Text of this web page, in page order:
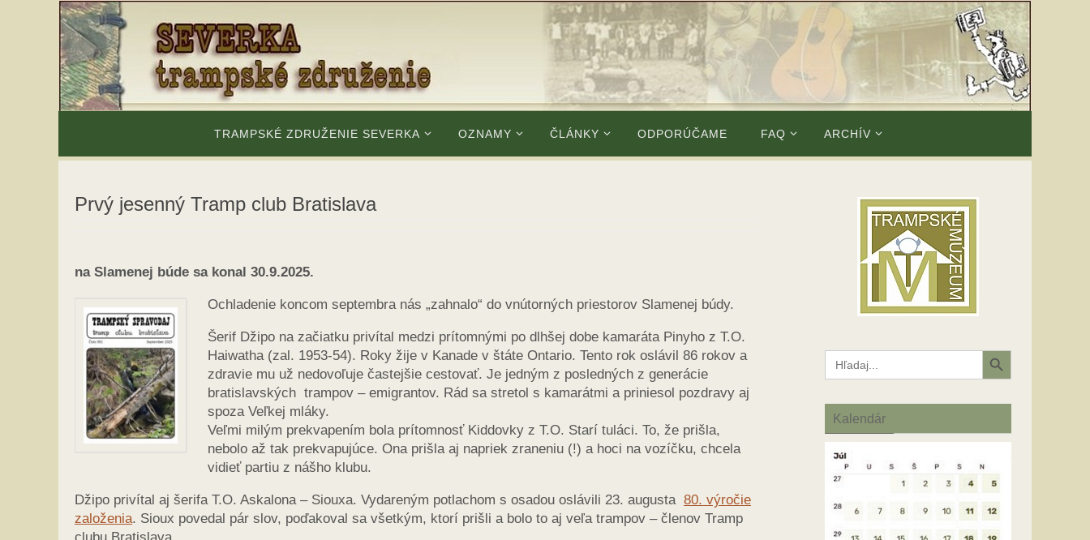
TRAMPSKÉ ZDRUŽENIE SEVERKA OZNAMY ČLÁNKY ODPORÚČAME FAQ ARCHÍV
Prvý jesenný Tramp club Bratislava
na Slamenej búde sa konal 30.9.2025.
Ochladenie koncom septembra nás „zahnalo“ do vnútorných priestorov Slamenej búdy.
Šerif Džipo na začiatku privítal medzi prítomnými po dlhšej dobe kamaráta Pinyho z T.O.
Haiwatha (zal. 1953-54). Roky žije v Kanade v štáte Ontario. Tento rok oslávil 86 rokov a
zdravie mu už nedovoľuje častejšie cestovať. Je jedným z posledných z generácie
bratislavských trampov – emigrantov. Rád sa stretol s kamarátmi a priniesol pozdravy aj
spoza Veľkej mláky.
Veľmi milým prekvapením bola prítomnosť Kiddovky z T.O. Starí tuláci. To, že prišla,
nebolo až tak prekvapujúce. Ona prišla aj napriek zraneniu (!) a hoci na vozíčku, chcela
vidieť partiu z nášho klubu.
Džipo privítal aj šerifa T.O. Askalona – Siouxa. Vydareným potlachom s osadou oslávili 23. augusta 80. výročie
založenia. Sioux povedal pár slov, poďakoval sa všetkým, ktorí prišli a bolo to aj veľa trampov – členov Tramp
Search
for:
Search Button
Kalendár